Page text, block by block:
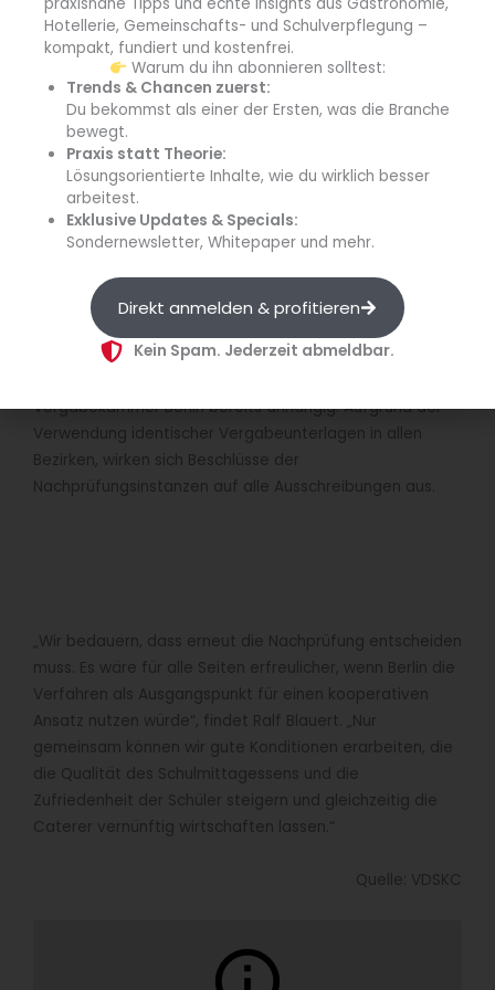
Speisekarte mit 20 vegetarischen Gerichten
einreichen. Die angebotenen Gerichte sollen von den
Mittagessenausschüssen der Schulen bewertet
werden. Beurteilt wird dabei nicht die Qualität der
Speisen aus ernährungsphysiologischer Sicht, sondern
die „Akzeptanz der Speisen“, die mit „gering, teilweise
oder vollständig an der jeweiligen Schule akzeptiert“
bewertet werden kann. Maßstäbe werden den
Unternehmen nicht gegeben. Gleichzeitig erhält das
Land Berlin durch die Konturlosigkeit der Begriffe die
Möglichkeit, die Bewertung beliebig zu steuern. Der
Willkür sind anhand dieser Wertungsmaßstäbe keine
Grenzen gesetzt.
Vergabekammer Berlin bereits anhängig. Aufgrund der
Verwendung identischer Vergabeunterlagen in allen
Bezirken, wirken sich Beschlüsse der
Nachprüfungsinstanzen auf alle Ausschreibungen aus.
„Wir bedauern, dass erneut die Nachprüfung entscheiden
muss. Es wäre für alle Seiten erfreulicher, wenn Berlin die
Verfahren als Ausgangspunkt für einen kooperativen
Ansatz nutzen würde“, findet Ralf Blauert. „Nur
gemeinsam können wir gute Konditionen erarbeiten, die
die Qualität des Schulmittagessens und die
Zufriedenheit der Schüler steigern und gleichzeitig die
Caterer vernünftig wirtschaften lassen.“
Quelle: VDSKC
Hotellerie, Gemeinschafts- und Schulverpflegung –
kompakt, fundiert und kostenfrei.
Warum du ihn abonnieren solltest:
Trends & Chancen zuerst:
Du bekommst als einer der Ersten, was die Branche
bewegt.
Praxis statt Theorie:
Lösungsorientierte Inhalte, wie du wirklich besser
arbeitest.
Exklusive Updates & Specials:
Sondernewsletter, Whitepaper und mehr.
Direkt anmelden & profitieren
Kein Spam. Jederzeit abmeldbar.